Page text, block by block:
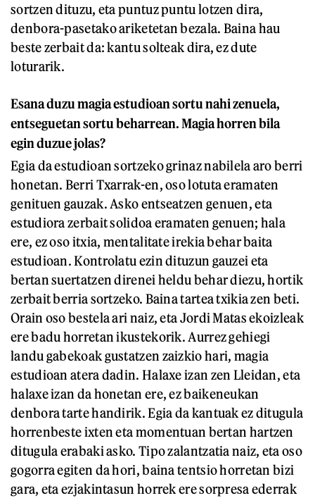
sortzen dituzu, eta puntuz puntu lotzen dira,
denbora-pasetako ariketetan bezala. Baina hau
beste zerbait da: kantu solteak dira, ez dute
loturarik.
Esana duzu magia estudioan sortu nahi zenuela,
entseguetan sortu beharrean. Magia horren bila
egin duzue jolas?
Egia da estudioan sortzeko grinaz nabilela aro berri
honetan. Berri Txarrak-en, oso lotuta eramaten
genituen gauzak. Asko entseatzen genuen, eta
estudiora zerbait solidoa eramaten genuen; hala
ere, ez oso itxia, mentalitate irekia behar baita
estudioan. Kontrolatu ezin dituzun gauzei eta
bertan suertatzen direnei heldu behar diezu, hortik
zerbait berria sortzeko. Baina tartea txikia zen beti.
Orain oso bestela ari naiz, eta Jordi Matas ekoizleak
ere badu horretan ikustekorik. Aurrez gehiegi
landu gabekoak gustatzen zaizkio hari, magia
estudioan atera dadin. Halaxe izan zen Lleidan, eta
halaxe izan da honetan ere, ez baikeneukan
denbora tarte handirik. Egia da kantuak ez ditugula
horrenbeste ixten eta momentuan bertan hartzen
ditugula erabaki asko. Tipo zalantzatia naiz, eta oso
gogorra egiten da hori, baina tentsio horretan bizi
gara, eta ezjakintasun horrek ere sorpresa ederrak